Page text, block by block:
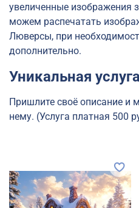
увеличенные изображения
можем распечатать
Люверсы, при
дополнительно.
Уникальная
Пришлите своё описание и
нему. (Услуга платная 500